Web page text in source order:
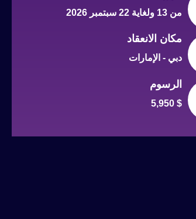
من 13 ولغاية 22 سبتمبر 2026
مكان الانعقاد
دبي - الإمارات
الرسوم
5,950 $